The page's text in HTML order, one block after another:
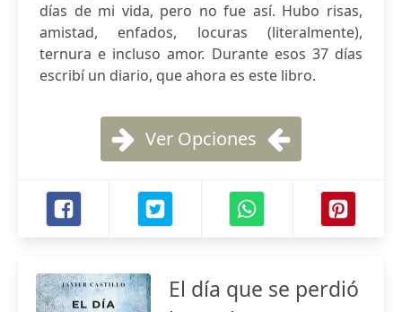
días de mi vida, pero no fue así. Hubo risas,
amistad, enfados, locuras (literalmente),
ternura e incluso amor. Durante esos 37 días
escribí un diario, que ahora es este libro.
Ver Opciones
El día que se perdió